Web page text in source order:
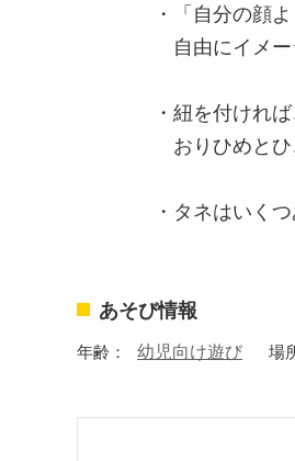
・「自分の顔
自由にイメー
・紐を付けれ
おりひめとひ
・タネはいく
あそび情報
年齢： 幼児向け遊び 場